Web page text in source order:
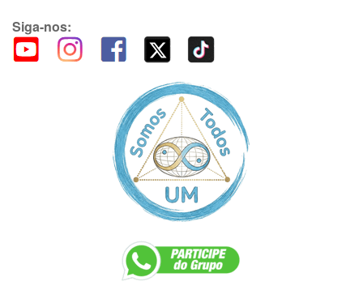
Siga-nos: